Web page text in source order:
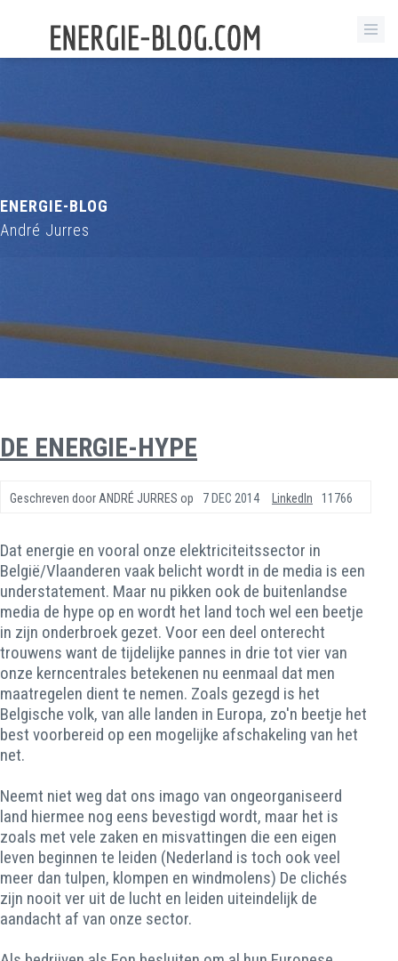
ENERGIE-BLOG
André Jurres
DE ENERGIE-HYPE
Geschreven door ANDRÉ JURRES op 7 DEC 2014 11766
LinkedIn
Dat energie en vooral onze elektriciteitssector in
België/Vlaanderen vaak belicht wordt in de media is een
understatement. Maar nu pikken ook de buitenlandse
media de hype op en wordt het land toch wel een beetje
in zijn onderbroek gezet. Voor een deel onterecht
trouwens want de tijdelijke pannes in drie tot vier van
onze kerncentrales betekenen nu eenmaal dat men
maatregelen dient te nemen. Zoals gezegd is het
Belgische volk, van alle landen in Europa, zo'n beetje het
best voorbereid op een mogelijke afschakeling van het
net.
Neemt niet weg dat ons imago van ongeorganiseerd
land hiermee nog eens bevestigd wordt, maar het is
zoals met vele zaken en misvattingen die een eigen
leven beginnen te leiden (Nederland is toch ook veel
meer dan tulpen, klompen en windmolens) De clichés
zijn nooit ver uit de lucht en leiden uiteindelijk de
aandacht af van onze sector.